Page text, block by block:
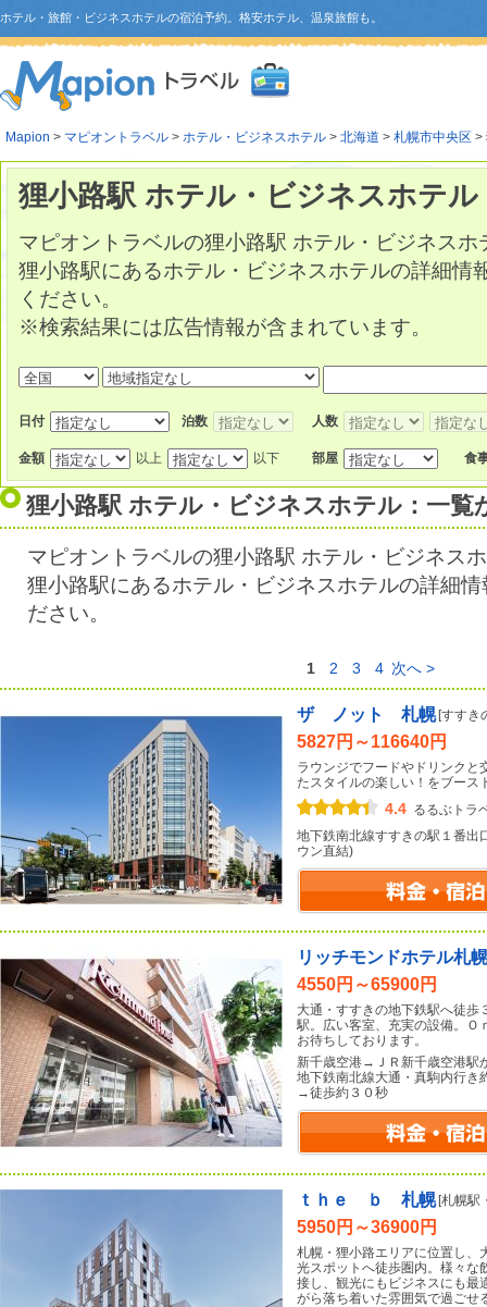
ホテル・旅館・ビジネスホテルの宿泊予約。格安ホテル、温泉旅館も。
Mapion > マピオントラベル > ホテル・ビジネスホテル > 北海道 > 札幌市中央区 >
狸小路駅 ホテル・ビジネスホテル
マピオントラベルの狸小路駅 ホテル・ビジネスホ
狸小路駅にあるホテル・ビジネスホテルの詳細情
ください。
※検索結果には広告情報が含まれています。
日付 泊数 人数
金額 以上 以下 部屋 食
狸小路駅 ホテル・ビジネスホテル：一覧
マピオントラベルの狸小路駅 ホテル・ビジネス
狸小路駅にあるホテル・ビジネスホテルの詳細
ださい。
1 2 3 4 次へ >
ザ ノット 札幌 [すすき
5827円～116640円
ラウンジでフードやドリンクと
たスタイルの楽しい！をブース
4.4 るるぶトラ
地下鉄南北線すすきの駅１番
ウン直結)
リッチモンドホテル札
4550円～65900円
大通・すすきの地下鉄駅へ徒歩
駅。広い客室、充実の設備。Ｏ
お待ちしております。
新千歳空港→ＪＲ新千歳空港駅
地下鉄南北線大通・真駒内行き
→徒歩約３０秒
ｔｈｅ ｂ 札幌 [札幌駅
5950円～36900円
札幌・狸小路エリアに位置し、
光スポットへ徒歩圏内。様々な
接し、観光にもビジネスにも最
がら落ち着いた雰囲気で過ごせ